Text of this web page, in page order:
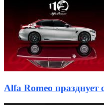
Alfa Romeo празднует